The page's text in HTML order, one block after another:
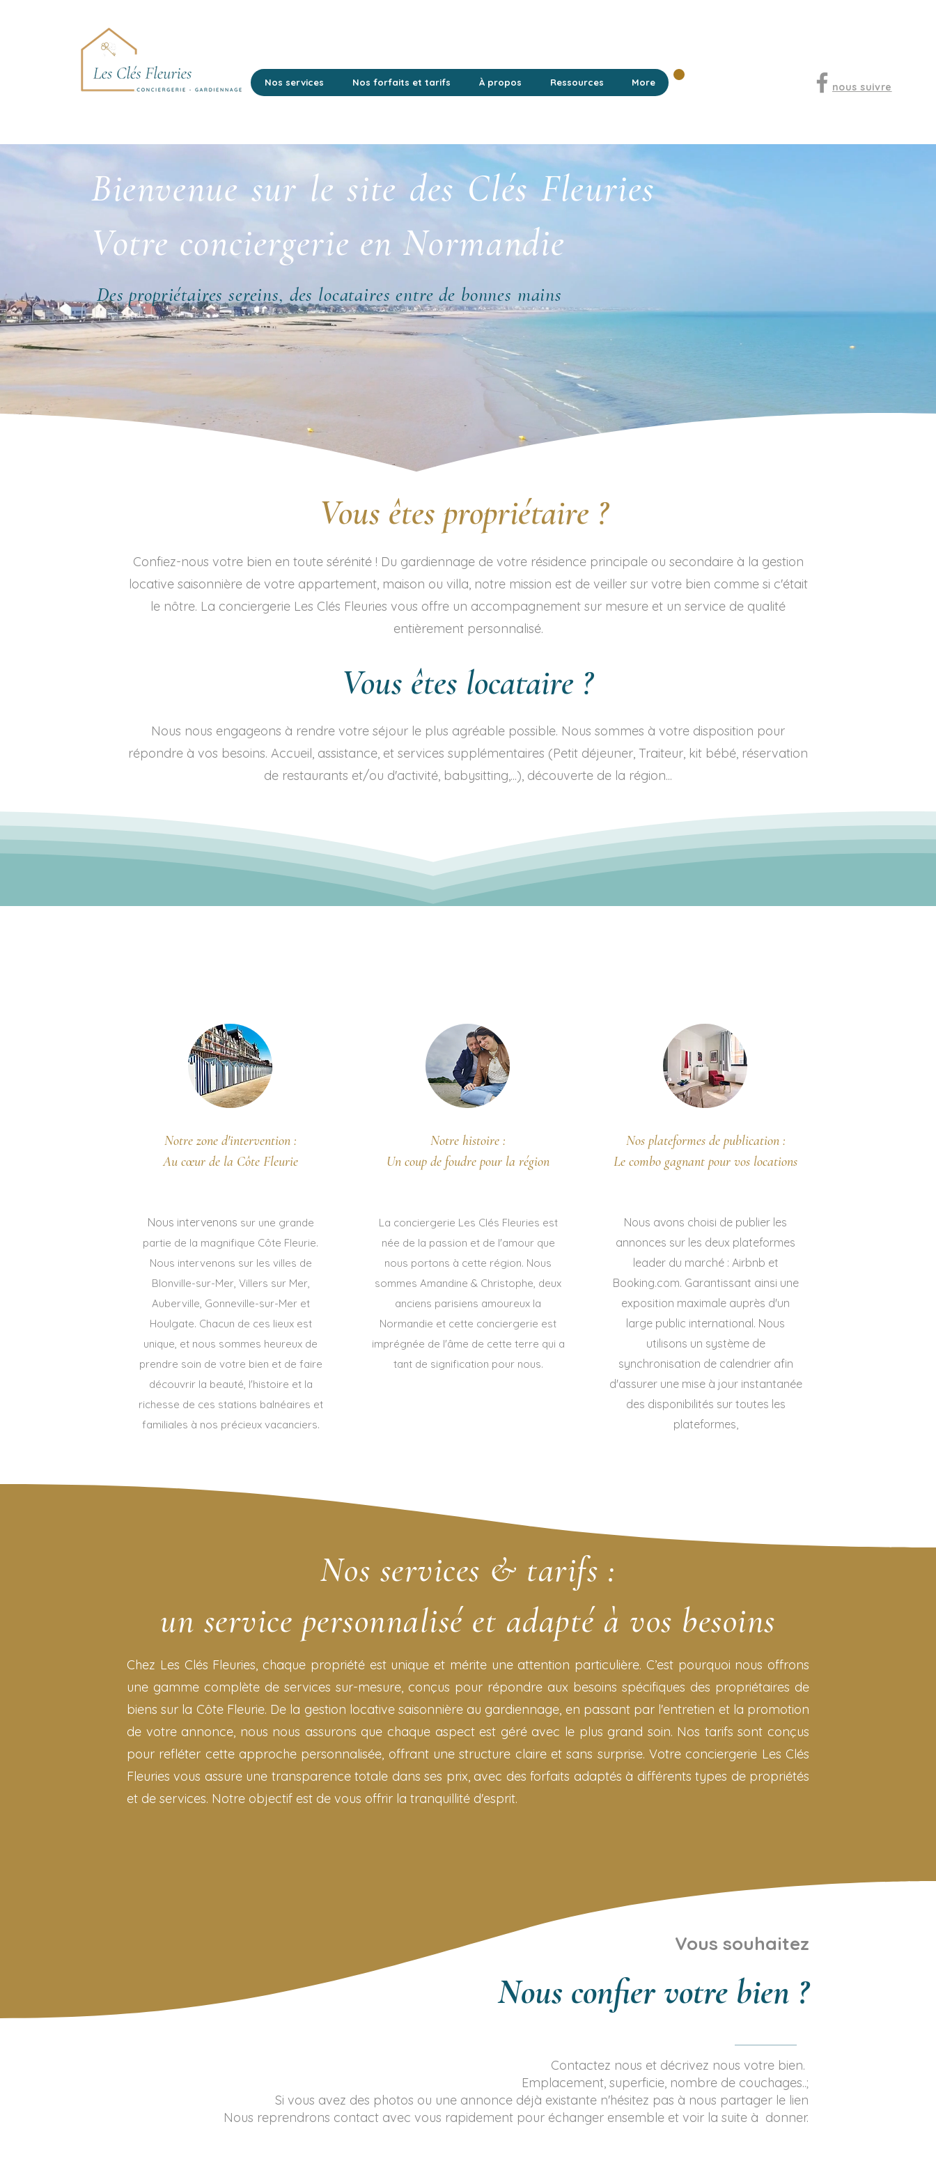
Nos services Nos forfaits et tarifs À propos Ressources More nous suivre
Bienvenue sur le site des Clés Fleuries
Votre conciergerie en Normandie
Des propriétaires sereins, des locataires entre de bonnes mains
Gestion locative saisonnière
Des logements exeptionnels
Vous êtes propriétaire ?
Confiez-nous votre bien en toute sérénité ! Du gardiennage de votre résidence principale ou secondaire à la gestion
locative saisonnière de votre appartement, maison ou villa, notre mission est de veiller sur votre bien comme si c'était
le nôtre. La conciergerie Les Clés Fleuries vous offre un accompagnement sur mesure et un service de qualité
entièrement personnalisé.
Vous êtes locataire ?
Nous nous engageons à rendre votre séjour le plus agréable possible. Nous sommes à votre disposition pour
répondre à vos besoins. Accueil, assistance, et services supplémentaires (Petit déjeuner, Traiteur, kit bébé, réservation
de restaurants et/ou d'activité, babysitting,...), découverte de la région...
Notre zone d'intervention :
Au cœur de la Côte Fleurie
Nous intervenons sur une grande
partie de la magnifique Côte Fleurie.
Nous intervenons sur les villes de
Blonville-sur-Mer, Villers sur Mer,
Auberville, Gonneville-sur-Mer et
Houlgate. Chacun de ces lieux est
unique, et nous sommes heureux de
prendre soin de votre bien et de faire
découvrir la beauté, l'histoire et la
richesse de ces stations balnéaires et
familiales à nos précieux vacanciers.
Notre histoire :
Un coup de foudre pour la région
La conciergerie Les Clés Fleuries est
née de la passion et de l'amour que
nous portons à cette région. Nous
sommes Amandine & Christophe, deux
anciens parisiens amoureux la
Normandie et cette conciergerie est
imprégnée de l'âme de cette terre qui a
tant de signification pour nous.
Nos plateformes de publication :
Le combo gagnant pour vos locations
Nous avons choisi de publier les
annonces sur les deux plateformes
leader du marché : Airbnb et
Booking.com. Garantissant ainsi une
exposition maximale auprès d'un
large public international. Nous
utilisons un système de
synchronisation de calendrier afin
d'assurer une mise à jour instantanée
des disponibilités sur toutes les
plateformes,
Nos services & tarifs :
un service personnalisé et adapté à vos besoins
Chez Les Clés Fleuries, chaque propriété est unique et mérite une attention particulière. C’est pourquoi nous offrons
une gamme complète de services sur-mesure, conçus pour répondre aux besoins spécifiques des propriétaires de
biens sur la Côte Fleurie. De la gestion locative saisonnière au gardiennage, en passant par l'entretien et la promotion
de votre annonce, nous nous assurons que chaque aspect est géré avec le plus grand soin. Nos tarifs sont conçus
pour refléter cette approche personnalisée, offrant une structure claire et sans surprise. Votre conciergerie Les Clés
Fleuries vous assure une transparence totale dans ses prix, avec des forfaits adaptés à différents types de propriétés
et de services. Notre objectif est de vous offrir la tranquillité d'esprit.
Vous souhaitez
Nous confier votre bien ?
Contactez nous et décrivez nous votre bien.
Emplacement, superficie, nombre de couchages..;
Si vous avez des photos ou une annonce déjà existante n'hésitez pas à nous partager le lien
Nous reprendrons contact avec vous rapidement pour échanger ensemble et voir la suite à donner.